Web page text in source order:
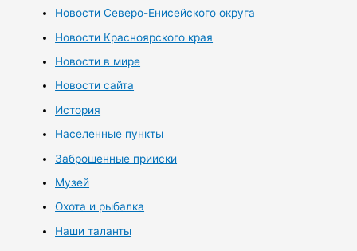
Новости Северо-Енисейского округа
Новости Красноярского края
Новости в мире
Новости сайта
История
Населенные пункты
Заброшенные прииски
Музей
Охота и рыбалка
Наши таланты